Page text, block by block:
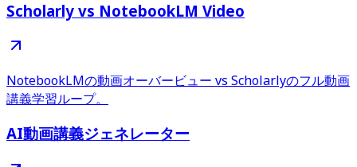
Scholarly vs NotebookLM Video
NotebookLMの動画オーバービュー vs Scholarlyのフル動画
講義学習ループ。
AI動画講義ジェネレーター